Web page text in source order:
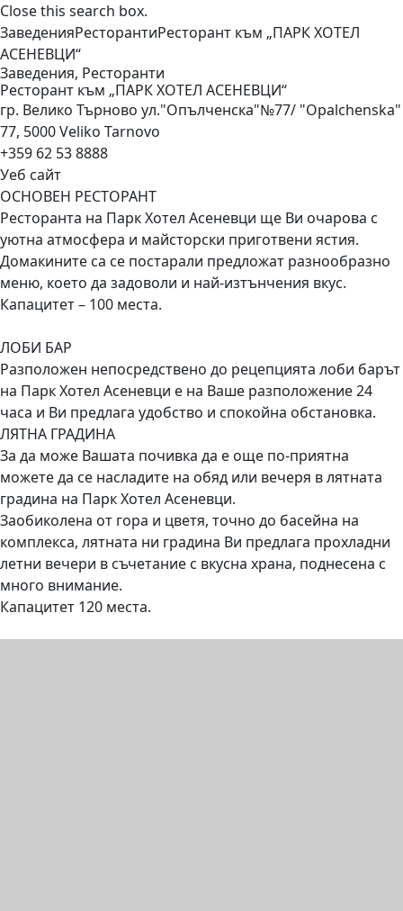
Close this search box.
ЗаведенияРесторантиРесторант към „ПАРК ХОТЕЛ
АСЕНЕВЦИ“
Заведения, Ресторанти
Ресторант към „ПАРК ХОТЕЛ АСЕНЕВЦИ“
гр. Велико Търново ул."Опълченска"№77/ "Opalchenska"
77, 5000 Veliko Tarnovo
+359 62 53 8888
Уеб сайт
ОСНОВЕН РЕСТОРАНТ
Ресторанта на Парк Хотел Асеневци ще Ви очарова с
уютна атмосфера и майсторски приготвени ястия.
Домакините са се постарали предложат разнообразно
меню, което да задоволи и най-изтънчения вкус.
Капацитет – 100 места.
ЛОБИ БАР
Разположен непосредствено до рецепцията лоби барът
на Парк Хотел Асеневци е на Ваше разположение 24
часа и Ви предлага удобство и спокойна обстановка.
ЛЯТНА ГРАДИНА
За да може Вашата почивка да е още по-приятна
можете да се насладите на обяд или вечеря в лятната
градина на Парк Хотел Асеневци.
Заобиколена от гора и цветя, точно до басейна на
комплекса, лятната ни градина Ви предлага прохладни
летни вечери в съчетание с вкусна храна, поднесена с
много внимание.
Капацитет 120 места.